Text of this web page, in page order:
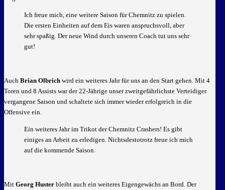
Ich freue mich, eine weitere Saison für Chemnitz zu spielen.
Die ersten Einheiten auf dem Eis waren anspruchsvoll, aber
sehr spaßig. Der neue Wind durch unseren Coach tut uns sehr
gut!
Auch Brian Olbrich wird ein weiteres Jahr für uns an den Start gehen. Mit 4
Toren und 8 Assists war der 22-Jährige unser zweitgefährlichste Verteidiger
vergangene Saison und schaltete sich immer wieder erfolgreich in die
Offensive ein.
Ein weiteres Jahr im Trikot der Chemnitz Crashers! Es gibt
einiges an Arbeit zu erledigen. Nichtsdestotrotz freue ich mich
auf die kommende Saison.
Mit Georg Huster bleibt auch ein weiteres Eigengewächs an Bord. Der